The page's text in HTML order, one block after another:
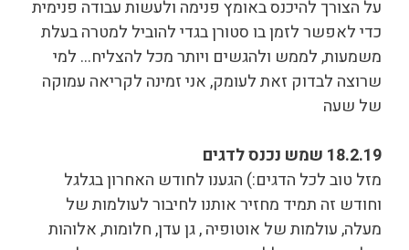
על הצורך להיכנס באומץ פנימה ולעשות עבודה פנימית
כדי לאפשר לזמן בו סטורן בגדי להוביל למטרה בעלת
משמעות, לממש ולהגשים ויותר מכל להצליח… למי
שרוצה לבדוק זאת לעומק, אני זמינה לקריאה עמוקה
של שעה
18.2.19 שמש נכנס לדגים
מזל טוב לכל הדגים:) הגענו לחודש האחרון בגלגל
וחודש זה תמיד מחזיר אותנו לחיבור לעולמות של
מעלה, עולמות של אוטופיה , גן עדן, חלומות, אלוהות